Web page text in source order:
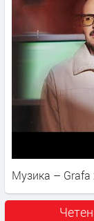
Музика – Grafa